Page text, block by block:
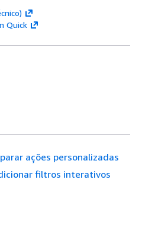
Quick
ações personalizadas
filtros interativos